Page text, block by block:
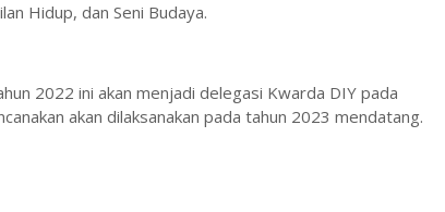
Hidup, dan Seni Budaya.
2022 ini akan menjadi delegasi Kwarda DIY pada
akan dilaksanakan pada tahun 2023 mendatang.